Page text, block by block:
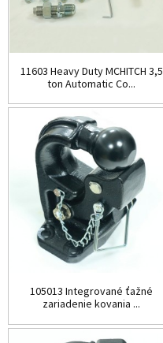
11603 Heavy Duty MCHITCH 3,5
ton Automatic Co...
105013 Integrované ťažné
zariadenie kovania ...